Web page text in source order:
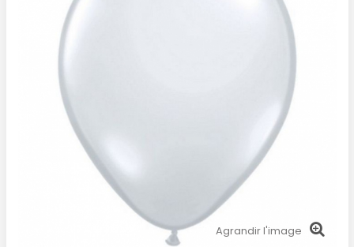
Agrandir l'image